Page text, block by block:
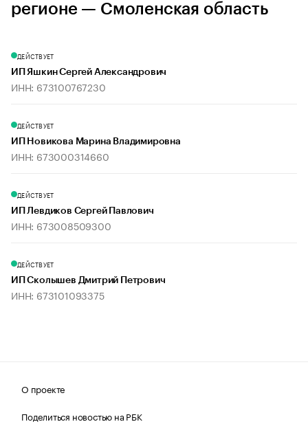
регионе — Смоленская область
ДЕЙСТВУЕТ
ИП Яшкин Сергей Александрович
ИНН: 673100767230
ДЕЙСТВУЕТ
ИП Новикова Марина Владимировна
ИНН: 673000314660
ДЕЙСТВУЕТ
ИП Левдиков Сергей Павлович
ИНН: 673008509300
ДЕЙСТВУЕТ
ИП Сколышев Дмитрий Петрович
ИНН: 673101093375
О проекте
Поделиться новостью на РБК